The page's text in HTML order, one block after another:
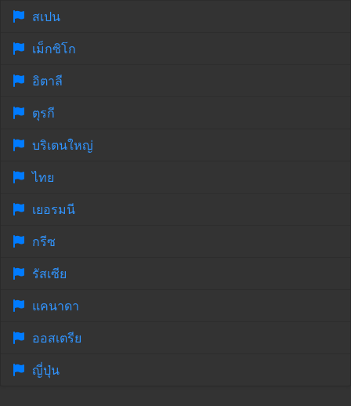
สเปน
เม็กซิโก
อิตาลี
ตุรกี
บริเตนใหญ่
ไทย
เยอรมนี
กรีซ
รัสเซีย
แคนาดา
ออสเตรีย
ญี่ปุ่น